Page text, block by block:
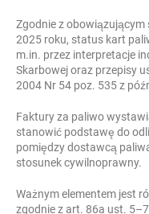
Zgodnie z
2025 roku, status kart
m.in. przez interpretacje
Skarbowej oraz przepisy
2004 Nr 54 poz. 535 z
Faktury za paliwo
stanowić podstawę do
pomiędzy dostawcą
stosunek cywilnoprawny.
Ważnym elementem jest
zgodnie z art. 86a ust.